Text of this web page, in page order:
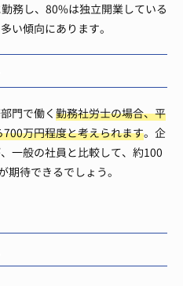
務し、80%は独立開業している
い傾向にあります。
門で働く 勤務社労士の場合、平
万円程度と考えられます。企
一般の社員と比較して、約100
待できるでしょう。